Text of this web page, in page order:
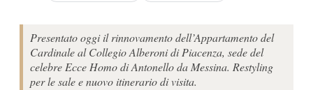
Presentato oggi il rinnovamento dell’Appartamento del
Cardinale al Collegio Alberoni di Piacenza, sede del
celebre Ecce Homo di Antonello da Messina. Restyling
per le sale e nuovo itinerario di visita.